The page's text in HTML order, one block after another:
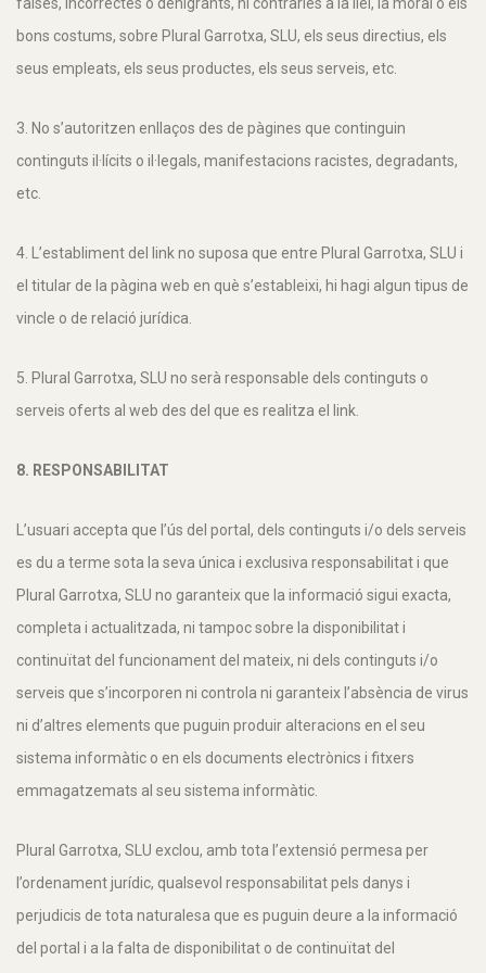
bons costums, sobre Plural Garrotxa, SLU, els seus directius, els
seus empleats, els seus productes, els seus serveis, etc.
3. No s’autoritzen enllaços des de pàgines que continguin
continguts il·lícits o il·legals, manifestacions racistes, degradants,
etc.
4. L’establiment del link no suposa que entre Plural Garrotxa, SLU i
el titular de la pàgina web en què s’estableixi, hi hagi algun tipus de
vincle o de relació jurídica.
5. Plural Garrotxa, SLU no serà responsable dels continguts o
serveis oferts al web des del que es realitza el link.
8. RESPONSABILITAT
L’usuari accepta que l’ús del portal, dels continguts i/o dels serveis
es du a terme sota la seva única i exclusiva responsabilitat i que
Plural Garrotxa, SLU no garanteix que la informació sigui exacta,
completa i actualitzada, ni tampoc sobre la disponibilitat i
continuïtat del funcionament del mateix, ni dels continguts i/o
serveis que s’incorporen ni controla ni garanteix l’absència de virus
ni d’altres elements que puguin produir alteracions en el seu
sistema informàtic o en els documents electrònics i fitxers
emmagatzemats al seu sistema informàtic.
Plural Garrotxa, SLU exclou, amb tota l’extensió permesa per
l’ordenament jurídic, qualsevol responsabilitat pels danys i
perjudicis de tota naturalesa que es puguin deure a la informació
del portal i a la falta de disponibilitat o de continuïtat del